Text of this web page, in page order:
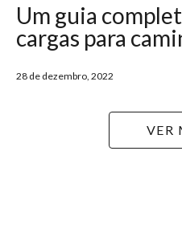
Um guia
cargas para
28 de dezembro, 2022
VER